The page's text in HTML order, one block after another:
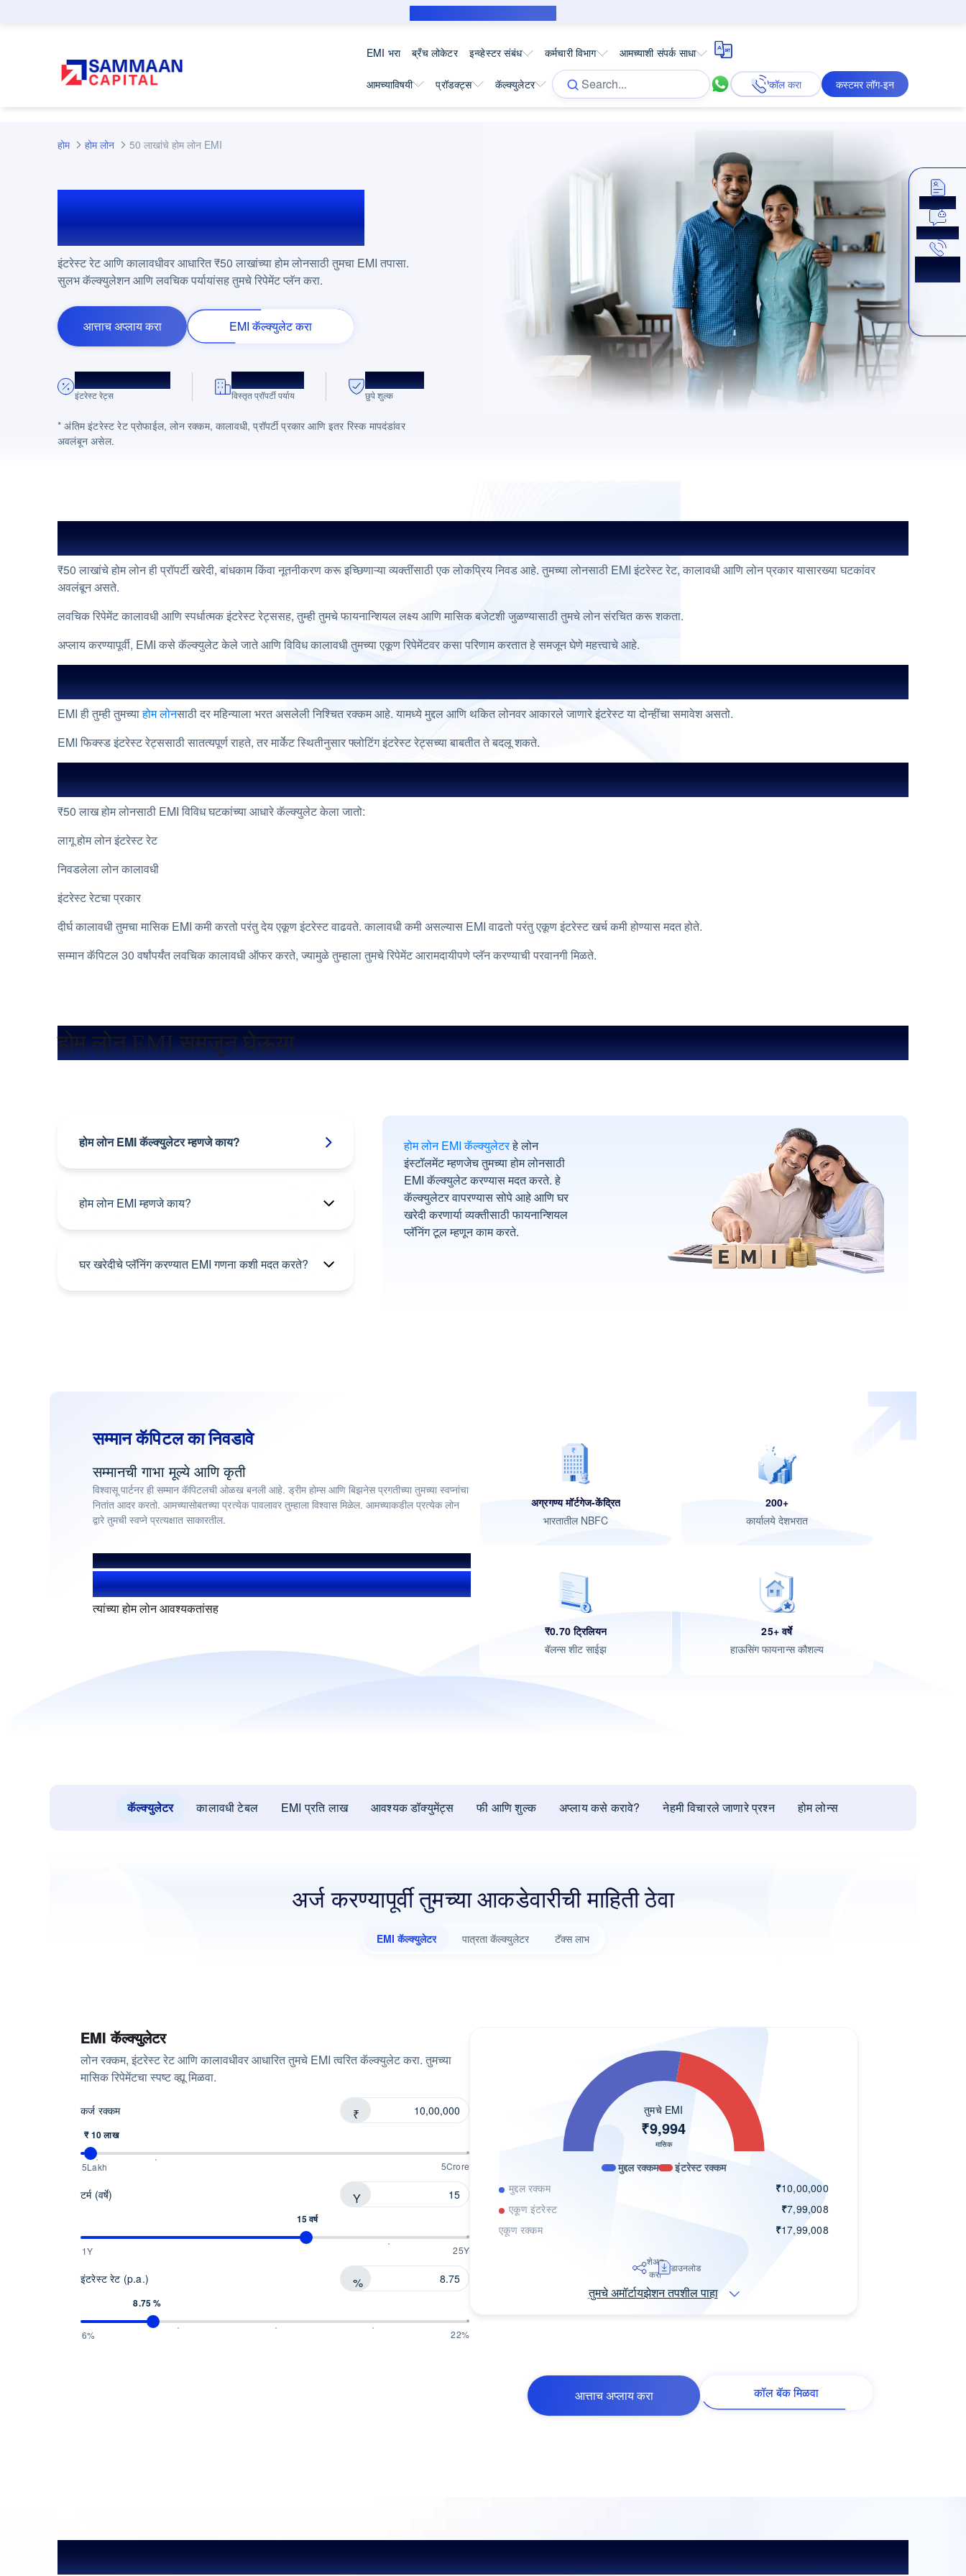
EMI भरा ब्रँच लोकेटर इन्व्हेस्टर संबंध कर्मचारी विभाग आमच्याशी संपर्क साधा
आमच्याविषयी प्रॉडक्ट्स कॅल्क्युलेटर कॉल करा कस्टमर लॉग-इन
होम होम लोन 50 लाखांचे होम लोन EMI
₹50 लाख होम लोन EMI
इंटरेस्ट रेट आणि कालावधीवर आधारित ₹50 लाखांच्या होम लोनसाठी तुमचा EMI तपासा.
सुलभ कॅल्क्युलेशन आणि लवचिक पर्यायांसह तुमचे रिपेमेंट प्लॅन करा.
आत्ताच अप्लाय करा EMI कॅल्क्युलेट करा
8.75% p.a. पासून पुढे
इंटरेस्ट रेट्स
10K+ प्रोजेक्ट्स
विस्तृत प्रॉपर्टी पर्याय
पारदर्शक शुल्क
छुपे शुल्क
* अंतिम इंटरेस्ट रेट प्रोफाईल, लोन रक्कम, कालावधी, प्रॉपर्टी प्रकार आणि इतर रिस्क मापदंडांवर
अवलंबून असेल.
₹50 लाख होम लोन ओव्हरव्ह्यू
₹50 लाखांचे होम लोन ही प्रॉपर्टी खरेदी, बांधकाम किंवा नूतनीकरण करू इच्छिणाऱ्या व्यक्तींसाठी एक लोकप्रिय निवड आहे. तुमच्या लोनसाठी EMI इंटरेस्ट रेट, कालावधी आणि लोन प्रकार यासारख्या घटकांवर
अवलंबून असते.
लवचिक रिपेमेंट कालावधी आणि स्पर्धात्मक इंटरेस्ट रेट्ससह, तुम्ही तुमचे फायनान्शियल लक्ष्य आणि मासिक बजेटशी जुळण्यासाठी तुमचे लोन संरचित करू शकता.
अप्लाय करण्यापूर्वी, EMI कसे कॅल्क्युलेट केले जाते आणि विविध कालावधी तुमच्या एकूण रिपेमेंटवर कसा परिणाम करतात हे समजून घेणे महत्त्वाचे आहे.
होम लोन EMI म्हणजे काय?
EMI ही तुम्ही तुमच्याहोम लोनसाठी दर महिन्याला भरत असलेली निश्चित रक्कम आहे. यामध्ये मुद्दल आणि थकित लोनवर आकारले जाणारे इंटरेस्ट या दोन्हींचा समावेश असतो.
EMI फिक्स्ड इंटरेस्ट रेट्ससाठी सातत्यपूर्ण राहते, तर मार्केट स्थितीनुसार फ्लोटिंग इंटरेस्ट रेट्सच्या बाबतीत ते बदलू शकते.
₹50 लाखांच्या होम लोनसाठी EMI कसे कॅल्क्युलेट केले जाते
₹50 लाख होम लोनसाठी EMI विविध घटकांच्या आधारे कॅल्क्युलेट केला जातो:
लागू होम लोन इंटरेस्ट रेट
निवडलेला लोन कालावधी
इंटरेस्ट रेटचा प्रकार
दीर्घ कालावधी तुमचा मासिक EMI कमी करतो परंतु देय एकूण इंटरेस्ट वाढवते. कालावधी कमी असल्यास EMI वाढतो परंतु एकूण इंटरेस्ट खर्च कमी होण्यास मदत होते.
सम्मान कॅपिटल 30 वर्षांपर्यंत लवचिक कालावधी ऑफर करते, ज्यामुळे तुम्हाला तुमचे रिपेमेंट आरामदायीपणे प्लॅन करण्याची परवानगी मिळते.
होम लोन EMI समजून घेऊया
होम लोन EMI कॅल्क्युलेटर म्हणजे काय?
होम लोन EMI म्हणजे काय?
घर खरेदीचे प्लॅनिंग करण्यात EMI गणना कशी मदत करते?
होम लोन EMI कॅल्क्युलेटरहे लोन
इंस्टॉलमेंट म्हणजेच तुमच्या होम लोनसाठी
EMI कॅल्क्युलेट करण्यास मदत करते. हे
कॅल्क्युलेटर वापरण्यास सोपे आहे आणि घर
खरेदी करणार्या व्यक्तीसाठी फायनान्शियल
प्लॅनिंग टूल म्हणून काम करते.
सम्मान कॅपिटल का निवडावे
सम्मानची गाभा मूल्ये आणि कृती
विश्वासू पार्टनर ही सम्मान कॅपिटलची ओळख बनली आहे. ड्रीम होम्स आणि बिझनेस प्रगतीच्या तुमच्या स्वप्नांचा
नितांत आदर करतो. आमच्यासोबतच्या प्रत्येक पावलावर तुम्हाला विश्वास मिळेल. आमच्याकडील प्रत्येक लोन
द्वारे तुमची स्वप्ने प्रत्यक्षात साकारतील.
आम्ही मदत केली आहे
1.4+ दशलक्ष यूजर
त्यांच्या होम लोन आवश्यकतांसह
अग्रगण्य मॉर्टगेज-केंद्रित
भारतातील NBFC
200+
कार्यालये देशभरात
₹0.70 ट्रिलियन
बॅलन्स शीट साईझ
25+ वर्षे
हाऊसिंग फायनान्स कौशल्य
कॅल्क्युलेटर कालावधी टेबल EMI प्रति लाख आवश्यक डॉक्युमेंट्स फी आणि शुल्क अप्लाय कसे करावे? नेहमी विचारले जाणारे प्रश्न होम लोन्स
अर्ज करण्यापूर्वी तुमच्या आकडेवारीची माहिती ठेवा
EMI कॅल्क्युलेटर पात्रता कॅल्क्युलेटर टॅक्स लाभ
EMI कॅल्क्युलेटर
लोन रक्कम, इंटरेस्ट रेट आणि कालावधीवर आधारित तुमचे EMI त्वरित कॅल्क्युलेट करा. तुमच्या
मासिक रिपेमेंटचा स्पष्ट व्ह्यू मिळवा.
कर्ज रक्कम ₹
₹ 10 लाख
5Lakh 5Crore
टर्म (वर्षे) Y
15 वर्ष
1Y 25Y
इंटरेस्ट रेट (p.a.) %
8.75 %
6% 22%
तुमचे EMI
₹9,994
मासिक
मुद्दल रक्कम
इंटरेस्ट रक्कम
मुद्दल रक्कम
₹10,00,000
एकूण इंटरेस्ट
₹7,99,008
एकूण रक्कम
₹17,99,008
शेअर
करा
डाउनलोड
तुमचे अमॉर्टायझेशन तपशील पाहा
आत्ताच अप्लाय करा कॉल बॅक मिळवा
कालावधीवर आधारित ₹50 लाख होम लोन EMI
अप्लाय करा
आता चॅट करा